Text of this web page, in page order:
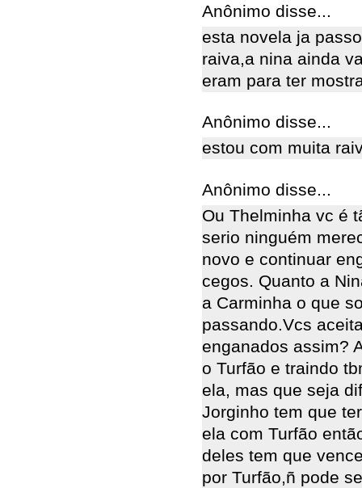
Anônimo disse...
esta novela ja
raiva,a nina ainda
eram para ter
Anônimo disse...
estou com muita
Anônimo disse...
Ou Thelminha vc é
serio ninguém
novo e continuar
cegos. Quanto a
a Carminha o que
passando.Vcs
enganados assim?
o Turfão e traindo
ela, mas que seja
Jorginho tem que
ela com Turfão
deles tem que
por Turfão,ñ pode